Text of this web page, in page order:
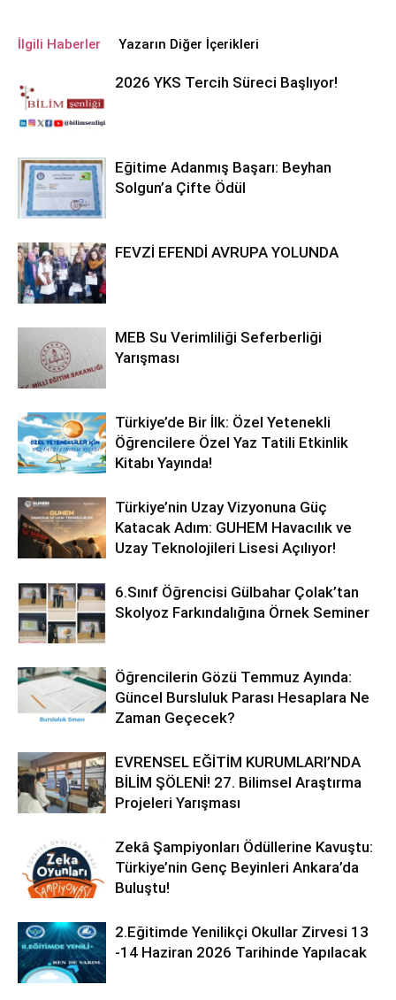
İlgili Haberler Yazarın Diğer İçerikleri
2026 YKS Tercih Süreci Başlıyor!
Eğitime Adanmış Başarı: Beyhan
Solgun’a Çifte Ödül
FEVZİ EFENDİ AVRUPA YOLUNDA
MEB Su Verimliliği Seferberliği
Yarışması
Türkiye’de Bir İlk: Özel Yetenekli
Öğrencilere Özel Yaz Tatili Etkinlik
Kitabı Yayında!
Türkiye’nin Uzay Vizyonuna Güç
Katacak Adım: GUHEM Havacılık ve
Uzay Teknolojileri Lisesi Açılıyor!
6.Sınıf Öğrencisi Gülbahar Çolak’tan
Skolyoz Farkındalığına Örnek Seminer
Öğrencilerin Gözü Temmuz Ayında:
Güncel Bursluluk Parası Hesaplara Ne
Zaman Geçecek?
EVRENSEL EĞİTİM KURUMLARI’NDA
BİLİM ŞÖLENİ! 27. Bilimsel Araştırma
Projeleri Yarışması
Zekâ Şampiyonları Ödüllerine Kavuştu:
Türkiye’nin Genç Beyinleri Ankara’da
Buluştu!
2.Eğitimde Yenilikçi Okullar Zirvesi 13
-14 Haziran 2026 Tarihinde Yapılacak